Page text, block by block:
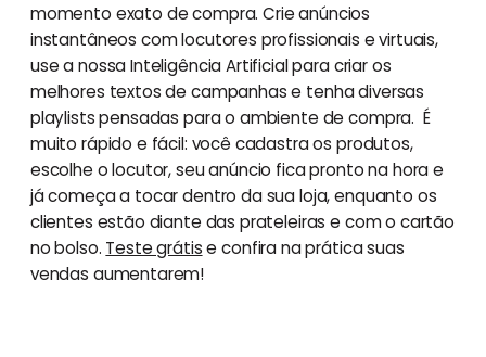
momento exato de compra. Crie anúncios
instantâneos com locutores profissionais e virtuais,
use a nossa Inteligência Artificial para criar os
melhores textos de campanhas e tenha diversas
playlists pensadas para o ambiente de compra. É
muito rápido e fácil: você cadastra os produtos,
escolhe o locutor, seu anúncio fica pronto na hora e
já começa a tocar dentro da sua loja, enquanto os
clientes estão diante das prateleiras e com o cartão
no bolso. Teste grátise confira na prática suas
vendas aumentarem!